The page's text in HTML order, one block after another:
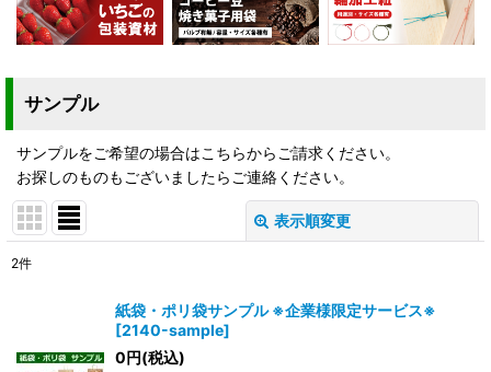
サンプル
サンプルをご希望の場合はこちらからご請求ください。
お探しのものもございましたらご連絡ください。
表示順変更
2件
紙袋・ポリ袋サンプル ※企業様限定サービス※
[2140-sample]
0円(税込)